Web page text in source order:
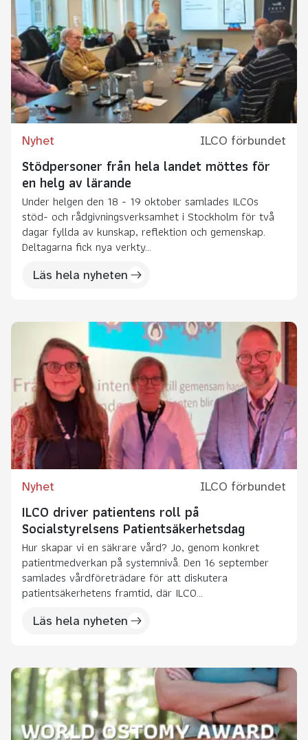
Nyhet ILCO förbundet
Stödpersoner från hela landet möttes för
en helg av lärande
Under helgen den 18 - 19 oktober samlades ILCOs
stöd- och rådgivningsverksamhet i Stockholm för två
dagar fyllda av kunskap, reflektion och gemenskap.
Deltagarna fick nya verkty...
Läs hela nyheten
Nyhet ILCO förbundet
ILCO driver patientens roll på
Socialstyrelsens Patientsäkerhetsdag
Hur skapar vi en säkrare vård? Jo, genom konkret
patientmedverkan på systemnivå. Den 16 september
samlades vårdföreträdare för att diskutera
patientsäkerhetens framtid, där ILCO...
Läs hela nyheten